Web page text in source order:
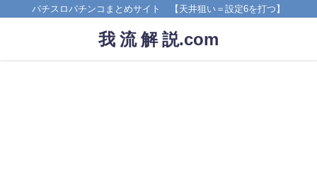
パチスロパチンコまとめサイト 【天井狙い＝設定6を打つ】
我 流 解 説.com